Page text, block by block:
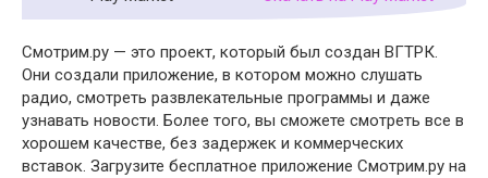
Смотрим.ру — это проект, который был создан ВГТРК.
Они создали приложение, в котором можно слушать
радио, смотреть развлекательные программы и даже
узнавать новости. Более того, вы сможете смотреть все в
хорошем качестве, без задержек и коммерческих
вставок. Загрузите бесплатное приложение Смотрим.ру на